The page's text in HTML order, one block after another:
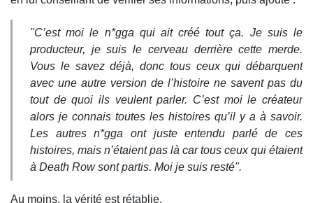
"C’est moi le n*gga qui ait créé tout ça. Je suis le
producteur, je suis le cerveau derrière cette merde.
Vous le savez déjà, donc tous ceux qui débarquent
avec une autre version de l’histoire ne savent pas du
tout de quoi ils veulent parler. C’est moi le créateur
alors je connais toutes les histoires qu’il y a à savoir.
Les autres n*gga ont juste entendu parlé de ces
histoires, mais n’étaient pas là car tous ceux qui étaient
à Death Row sont partis. Moi je suis resté".
Au moins, la vérité est rétablie.